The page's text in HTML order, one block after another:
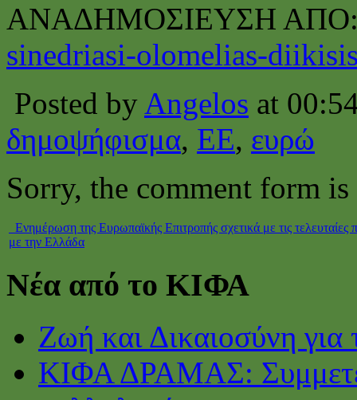
ΑΝΑΔΗΜΟΣΙΕΥΣΗ
sinedriasi-olomelias-
Posted by Angelos at
δημοψήφισμα, ΕΕ, ευρώ
Sorry, the comment form
Ενημέρωση της Ευρωπαϊκής Επιτροπής σχετικά με τις
με την Ελλάδα
Νέα από το ΚΙΦΑ
Ζωή και Δικαιοσύνη για
ΚΙΦΑ ΔΡΑΜΑΣ: